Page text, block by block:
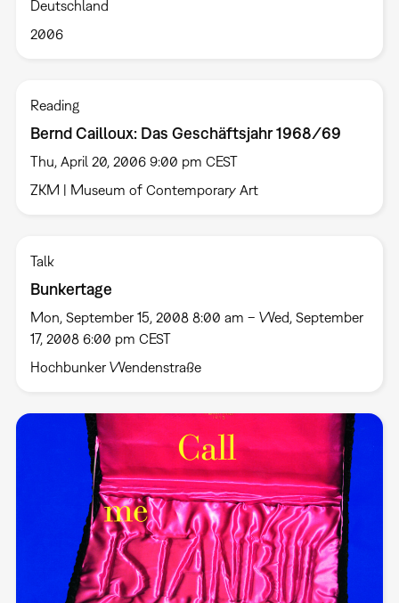
Deutschland
2006
Reading
Bernd Cailloux: Das Geschäftsjahr 1968/69
Thu, April 20, 2006 9:00 pm CEST
ZKM | Museum of Contemporary Art
Talk
Bunkertage
Mon, September 15, 2008 8:00 am – Wed, September
17, 2008 6:00 pm CEST
Hochbunker Wendenstraße